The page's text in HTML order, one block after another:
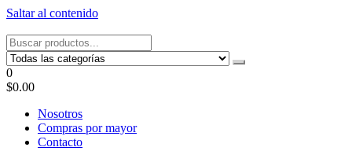
Saltar al contenido
Tel: 22087679 – Cel: 097 822122 – Joaquín Requena 2459
0
$0.00
Nosotros
Compras por mayor
Contacto